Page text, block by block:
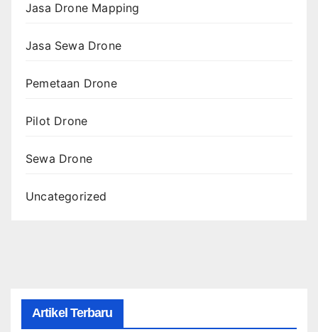
Jasa Drone Mapping
Jasa Sewa Drone
Pemetaan Drone
Pilot Drone
Sewa Drone
Uncategorized
Artikel Terbaru